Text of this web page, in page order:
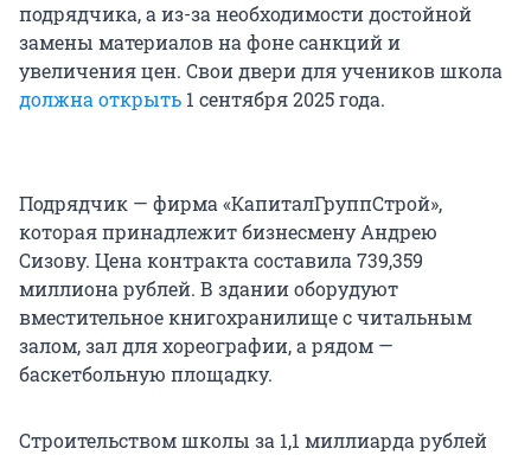
подрядчика, а из-за необходимости достойной
замены материалов на фоне санкций и
увеличения цен. Свои двери для учеников школа
должна открыть 1 сентября 2025 года.
Подрядчик — фирма «КапиталГруппСтрой»,
которая принадлежит бизнесмену Андрею
Сизову. Цена контракта составила 739,359
миллиона рублей. В здании оборудуют
вместительное книгохранилище с читальным
залом, зал для хореографии, а рядом —
баскетбольную площадку.
Строительством школы за 1,1 миллиарда рублей